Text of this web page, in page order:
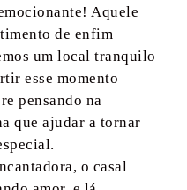
Aquele
de enfim
um local tranquilo
esse momento
pensando na
que ajudar a tornar
o casal